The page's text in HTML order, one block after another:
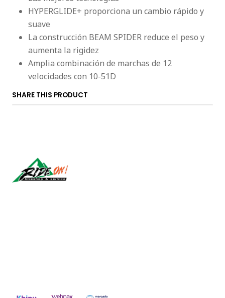
HYPERGLIDE+ proporciona un cambio rápido y
suave
La construcción BEAM SPIDER reduce el peso y
aumenta la rigidez
Amplia combinación de marchas de 12
velocidades con 10-51D
SHARE THIS PRODUCT